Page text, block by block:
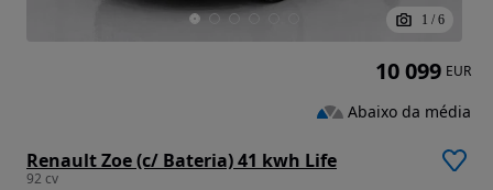
1 / 6
Renault Zoe (c/ Bateria) 41 kwh Life
92 cv
10 099 EUR
Abaixo da média